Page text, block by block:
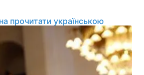
прочитати українською